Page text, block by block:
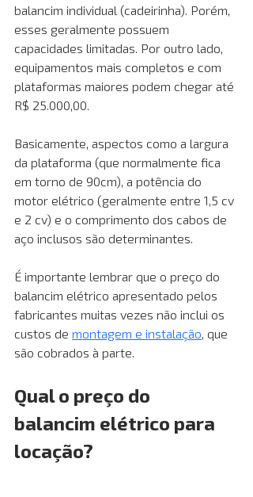
balancim individual (cadeirinha). Porém,
esses geralmente possuem
capacidades limitadas. Por outro lado,
equipamentos mais completos e com
plataformas maiores podem chegar até
R$ 25.000,00.
Basicamente, aspectos como a largura
da plataforma (que normalmente fica
em torno de 90cm), a potência do
motor elétrico (geralmente entre 1,5 cv
e 2 cv) e o comprimento dos cabos de
aço inclusos são determinantes.
É importante lembrar que o preço do
balancim elétrico apresentado pelos
fabricantes muitas vezes não inclui os
custos de montagem e instalação, que
são cobrados à parte.
Qual o preço do
balancim elétrico para
locação?